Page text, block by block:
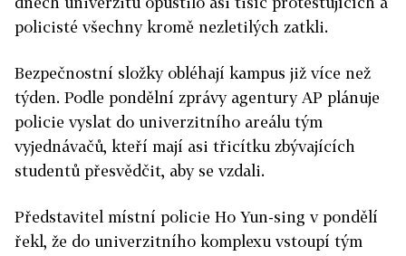
policisté všechny kromě nezletilých zatkli.
Bezpečnostní složky obléhají kampus již více než
týden. Podle pondělní zprávy agentury AP plánuje
policie vyslat do univerzitního areálu tým
vyjednávačů, kteří mají asi třicítku zbývajících
studentů přesvědčit, aby se vzdali.
Představitel místní policie Ho Yun-sing v pondělí
řekl, že do univerzitního komplexu vstoupí tým